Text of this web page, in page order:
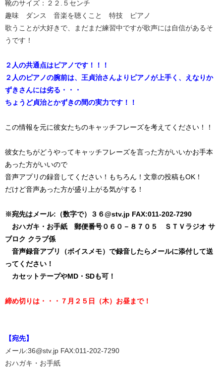
靴のサイズ：２２.５センチ
趣味 ダンス 音楽を聴くこと 特技 ピアノ
歌うことが大好きで、まだまだ練習中ですが歌声には自信があるそ
うです！
２人の共通点はピアノです！！！
２人のピアノの腕前は、王貞治さんよりピアノが上手く、えなりか
ずきさんには劣る・・・
ちょうど貞治とかずきの間の実力です！！
この情報を元に彼女たちのキャッチフレーズを考えてください！！
彼女たちがどうやってキャッチフレーズを言った方がいいかお手本
あった方がいいので
音声アプリの録音してください！もちろん！文章の投稿もOK！
だけど音声あった方が盛り上がる気がする！
※宛先はメール:（数字で）３６@stv.jp FAX:011-202-7290
おハガキ・お手紙 郵便番号０６０－８７０５ ＳＴＶラジオ サ
ブロク クラブ係
音声録音アプリ（ボイスメモ）で録音したらメールに添付して送
ってください！
カセットテープやMD・SDも可！
締め切りは・・・７月２５日（木）お昼まで！
【宛先】
メール:36@stv.jp FAX:011-202-7290
おハガキ・お手紙